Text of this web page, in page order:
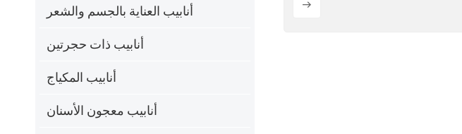
أنابيب العناية بالجسم والشعر
أنابيب ذات حجرتين
أنابيب المكياج
أنابيب معجون الأسنان